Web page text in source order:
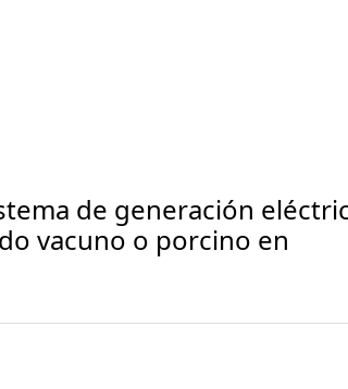
de generación
vacuno o porcino en